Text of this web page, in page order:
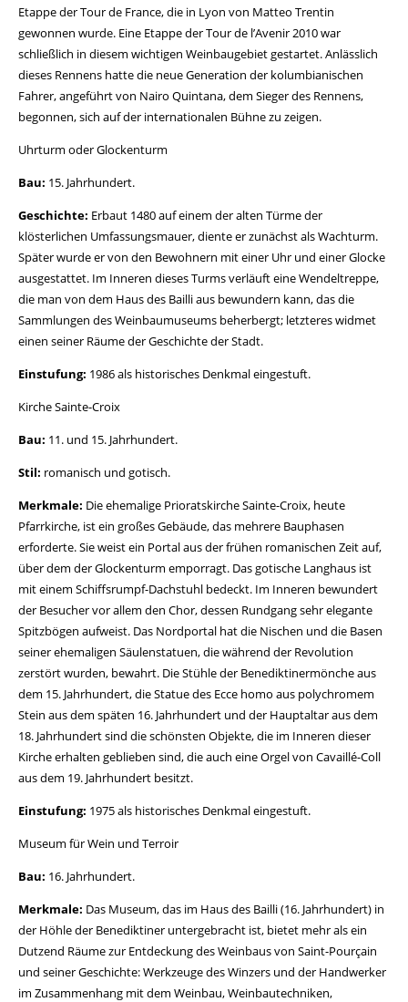
Etappe der Tour de France, die in Lyon von Matteo Trentin
gewonnen wurde. Eine Etappe der Tour de l’Avenir 2010 war
schließlich in diesem wichtigen Weinbaugebiet gestartet. Anlässlich
dieses Rennens hatte die neue Generation der kolumbianischen
Fahrer, angeführt von Nairo Quintana, dem Sieger des Rennens,
begonnen, sich auf der internationalen Bühne zu zeigen.
Uhrturm oder Glockenturm
Bau: 15. Jahrhundert.
Geschichte: Erbaut 1480 auf einem der alten Türme der
klösterlichen Umfassungsmauer, diente er zunächst als Wachturm.
Später wurde er von den Bewohnern mit einer Uhr und einer Glocke
ausgestattet. Im Inneren dieses Turms verläuft eine Wendeltreppe,
die man von dem Haus des Bailli aus bewundern kann, das die
Sammlungen des Weinbaumuseums beherbergt; letzteres widmet
einen seiner Räume der Geschichte der Stadt.
Einstufung: 1986 als historisches Denkmal eingestuft.
Kirche Sainte-Croix
Bau: 11. und 15. Jahrhundert.
Stil: romanisch und gotisch.
Merkmale: Die ehemalige Prioratskirche Sainte-Croix, heute
Pfarrkirche, ist ein großes Gebäude, das mehrere Bauphasen
erforderte. Sie weist ein Portal aus der frühen romanischen Zeit auf,
über dem der Glockenturm emporragt. Das gotische Langhaus ist
mit einem Schiffsrumpf-Dachstuhl bedeckt. Im Inneren bewundert
der Besucher vor allem den Chor, dessen Rundgang sehr elegante
Spitzbögen aufweist. Das Nordportal hat die Nischen und die Basen
seiner ehemaligen Säulenstatuen, die während der Revolution
zerstört wurden, bewahrt. Die Stühle der Benediktinermönche aus
dem 15. Jahrhundert, die Statue des Ecce homo aus polychromem
Stein aus dem späten 16. Jahrhundert und der Hauptaltar aus dem
18. Jahrhundert sind die schönsten Objekte, die im Inneren dieser
Kirche erhalten geblieben sind, die auch eine Orgel von Cavaillé-Coll
aus dem 19. Jahrhundert besitzt.
Einstufung: 1975 als historisches Denkmal eingestuft.
Museum für Wein und Terroir
Bau: 16. Jahrhundert.
Merkmale: Das Museum, das im Haus des Bailli (16. Jahrhundert) in
der Höhle der Benediktiner untergebracht ist, bietet mehr als ein
Dutzend Räume zur Entdeckung des Weinbaus von Saint-Pourçain
und seiner Geschichte: Werkzeuge des Winzers und der Handwerker
im Zusammenhang mit dem Weinbau, Weinbautechniken,